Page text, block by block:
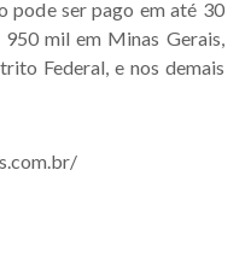
pode ser pago em até 30
mil em Minas Gerais,
Federal, e nos demais